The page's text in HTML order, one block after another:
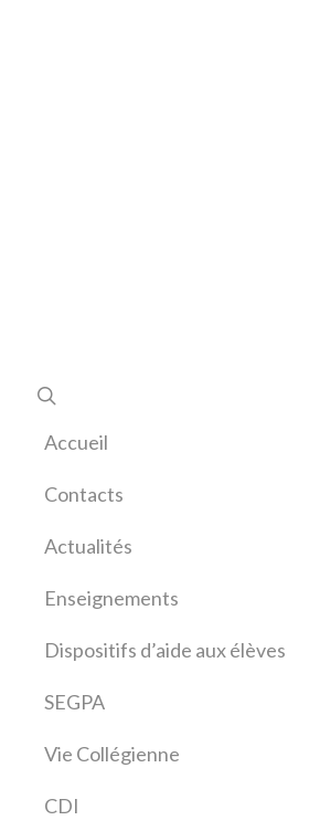
Accueil
Contacts
Actualités
Enseignements
Allemand
Anglais
Arts plastiques
Education musicale
Espagnol
Dispositifs d’aide aux élèves
SEGPA
Vie Collégienne
CDI